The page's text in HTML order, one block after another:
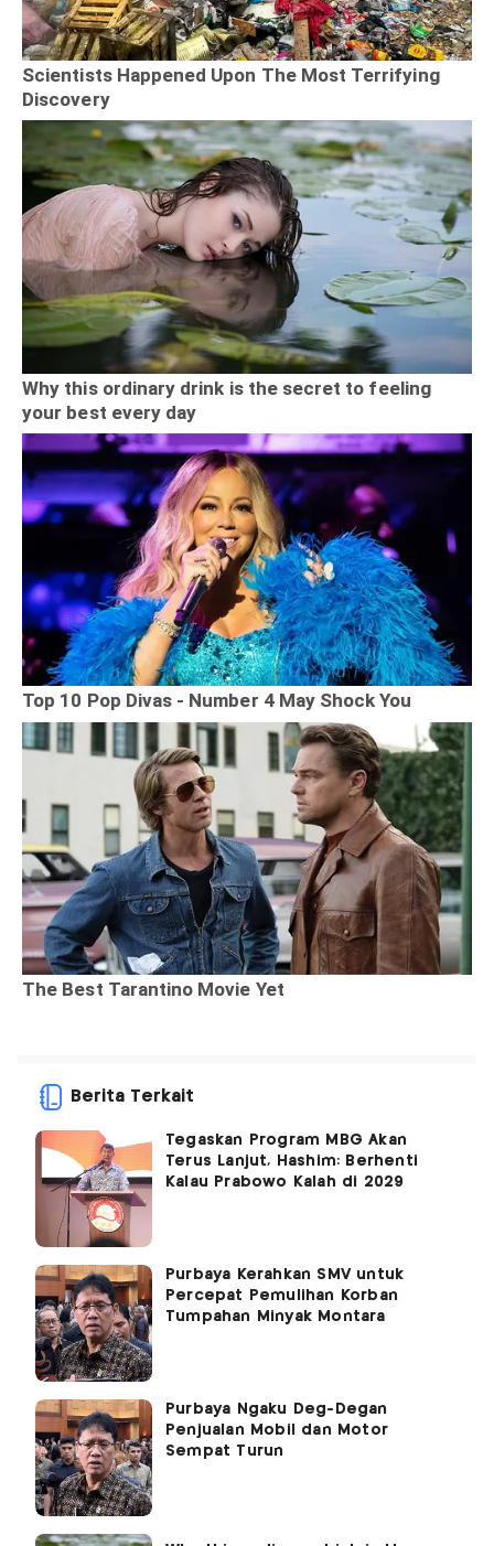
Berita Terkait
Tegaskan Program MBG Akan
Terus Lanjut, Hashim: Berhenti
Kalau Prabowo Kalah di 2029
Purbaya Kerahkan SMV untuk
Percepat Pemulihan Korban
Tumpahan Minyak Montara
Purbaya Ngaku Deg-Degan
Penjualan Mobil dan Motor
Sempat Turun